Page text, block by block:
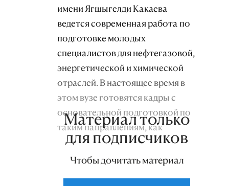
имени Ягшыгелди Какаева
ведется современная работа по
подготовке молодых
специалистов для нефтегазовой,
энергетической и химической
отраслей. В настоящее время в
этом вузе готовятся кадры с
основательной подготовкой по
таким направлениям, как
геология нефти и газа,
геофизические методы поиска и
Материал только
для подписчиков
Чтобы дочитать материал